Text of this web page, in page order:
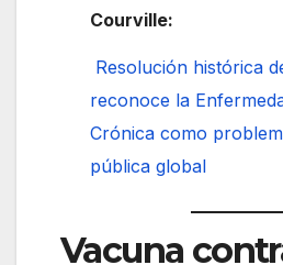
Courville:
Resolución histórica
reconoce la
Crónica como
pública global
Vacuna